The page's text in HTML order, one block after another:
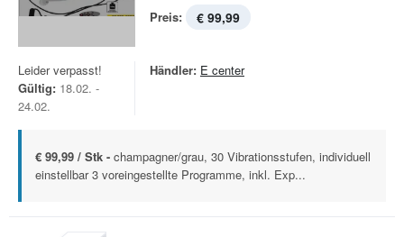
Preis: € 99,99
Leider verpasst!
Gültig: 18.02. -
24.02.
Händler: E center
€ 99,99 / Stk - champagner/grau, 30 Vibrationsstufen, individuell
einstellbar 3 voreingestellte Programme, inkl. Exp...